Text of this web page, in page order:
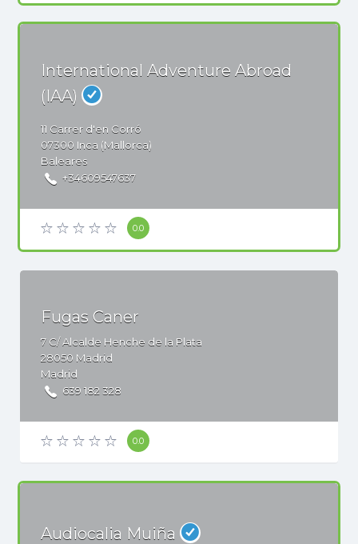
International Adventure Abroad
(IAA)
11 Carrer d'en Corró
07300 Inca (Mallorca)
Baleares
+34609547637
0.0
Fugas Caner
7 C/ Alcalde Henche de la Plata
28050 Madrid
Madrid
639 182 328
0.0
Audiocalia Muiña